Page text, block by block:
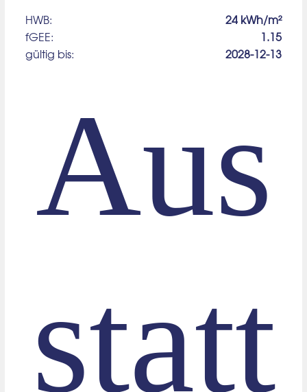
HWB:
24 kWh/m²
fGEE:
1.15
gültig bis:
2028-12-13
Aus
statt